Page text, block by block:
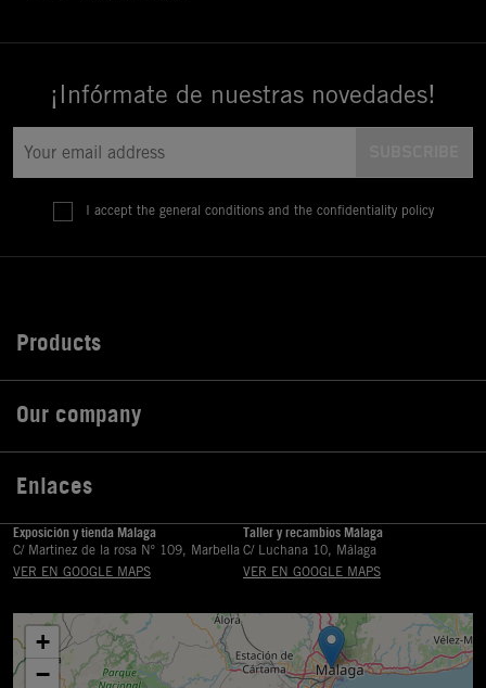
¡Infórmate de nuestras novedades!
I accept the general conditions and the confidentiality policy
Products
Our company
Enlaces
Exposición y tienda Málaga
C/ Martinez de la rosa Nº 109, Marbella
VER EN GOOGLE MAPS
Taller y recambios Málaga
C/ Luchana 10, Málaga
VER EN GOOGLE MAPS
+
−